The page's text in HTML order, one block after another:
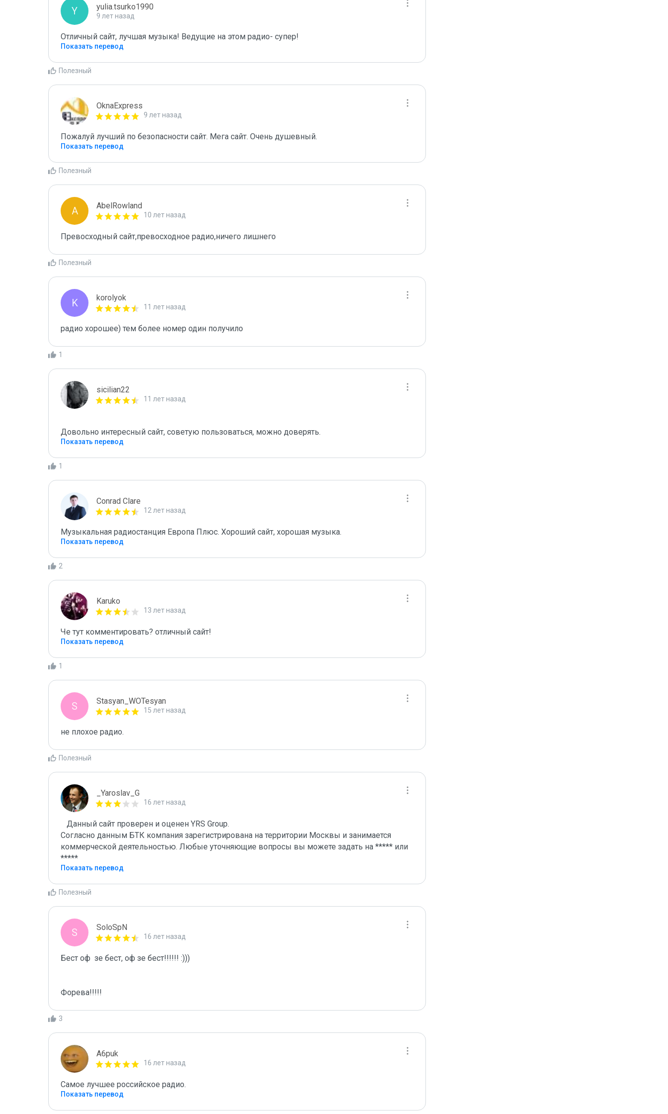
Y yulia.tsurko1990
9 лет назад
Отличный сайт, лучшая музыка! Ведущие на этом радио- супер!
Показать перевод
Полезный
OknaExpress
9 лет назад
Пожалуй лучший по безопасности сайт. Мега сайт. Очень душевный.
Показать перевод
Полезный
A AbelRowland
10 лет назад
Превосходный сайт,превосходное радио,ничего лишнего
Полезный
K korolyok
11 лет назад
радио хорошее) тем более номер один получило
1
sicilian22
11 лет назад
Показать перевод
1
Conrad Clare
12 лет назад
Музыкальная радиостанция Европа Плюс. Хороший сайт, хорошая музыка.
Показать перевод
2
Karuko
13 лет назад
Че тут комментировать? отличный сайт!
Показать перевод
1
S Stasyan_WOTesyan
15 лет назад
не плохое радио.
Полезный
_Yaroslav_G
16 лет назад
Согласно данным БТК компания зарегистрирована на территории Москвы и занимается
коммерческой деятельностью. Любые уточняющие вопросы вы можете задать на ***** или
*****
Показать перевод
Полезный
S SoloSpN
16 лет назад
Бест оф  зе бест, оф зе бест!!!!!! :)))
Форева!!!!!
3
A6puk
16 лет назад
Самое лучшее российское радио.
Показать перевод